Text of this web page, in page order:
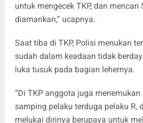
untuk mengecek TKP, dan mencari
diamankan,” ucapnya.
Saat tiba di TKP, Polisi menukan
sudah dalam keadaan tidak
luka tusuk pada bagian lehernya.
“Di TKP anggota juga
samping pelaku terduga pelaku R,
melukai dirinya berupaya untuk